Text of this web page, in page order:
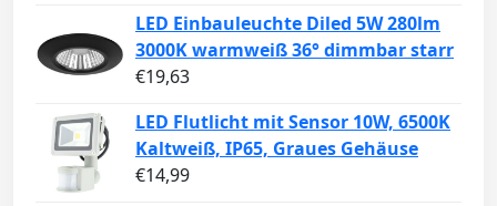
LED Einbauleuchte Diled 5W 280lm
3000K warmweiß 36° dimmbar starr
€19,63
LED Flutlicht mit Sensor 10W, 6500K
Kaltweiß, IP65, Graues Gehäuse
€14,99